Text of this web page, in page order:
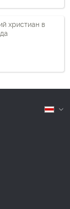
христиан в